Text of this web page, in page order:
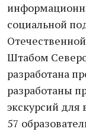
социальной
Штабом
разработана
разработаны
экскурсий
57